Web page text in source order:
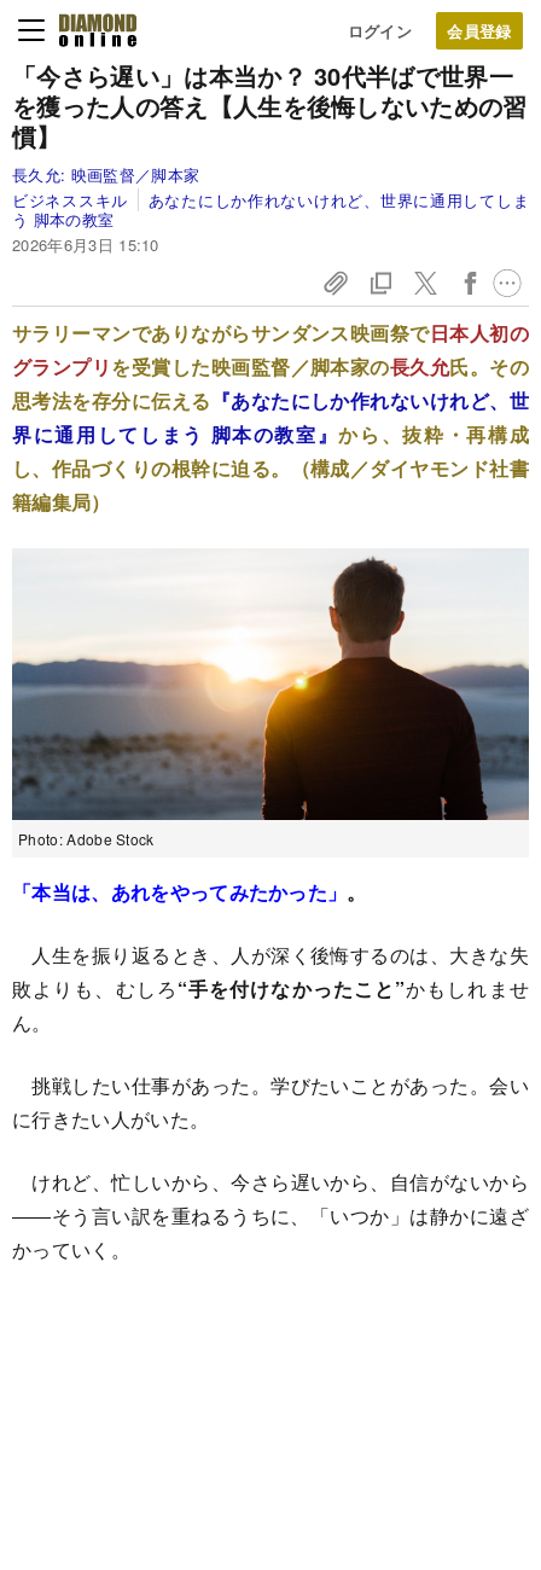
ログイン
「今さら遅い」は本当か？ 30代半ばで世界一
を獲った人の答え【人生を後悔しないための習
慣】
長久允: 映画監督／脚本家
ビジネススキル
あなたにしか作れないけれど、世界に通用してしま
う 脚本の教室
2026年6月3日 15:10
サラリーマンでありながらサンダンス映画祭で日本人初の
グランプリを受賞した映画監督／脚本家の長久允氏。その
思考法を存分に伝える 『あなたにしか作れないけれど、世
界に通用してしまう 脚本の教室』から、抜粋・再構成
し、作品づくりの根幹に迫る。（構成／ダイヤモンド社書
籍編集局）
Photo: Adobe Stock
「本当は、あれをやってみたかった」 。
人生を振り返るとき、人が深く後悔するのは、大きな失
敗よりも、むしろ“手を付けなかったこと”かもしれませ
ん。
挑戦したい仕事があった。学びたいことがあった。会い
に行きたい人がいた。
けれど、忙しいから、今さら遅いから、自信がないから
――そう言い訳を重ねるうちに、「いつか」は静かに遠ざ
かっていく。